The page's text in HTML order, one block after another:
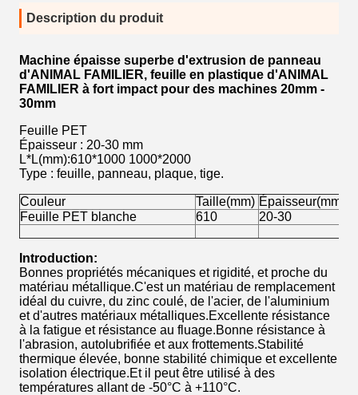
Description du produit
Machine épaisse superbe d'extrusion de panneau
d'ANIMAL FAMILIER, feuille en plastique d'ANIMAL
FAMILIER à fort impact pour des machines 20mm -
30mm
Feuille PET
Épaisseur : 20-30 mm
L*L(mm):610*1000 1000*2000
Type : feuille, panneau, plaque, tige.
Couleur Taille(mm) Épaisseur(mm)
Feuille PET blanche
610 20-30
Introduction:
Bonnes propriétés mécaniques et rigidité, et proche du
matériau métallique.C'est un matériau de remplacement
idéal du cuivre, du zinc coulé, de l'acier, de l'aluminium
et d'autres matériaux métalliques.Excellente résistance
à la fatigue et résistance au fluage.Bonne résistance à
l'abrasion, autolubrifiée et aux frottements.Stabilité
thermique élevée, bonne stabilité chimique et excellente
isolation électrique.Et il peut être utilisé à des
températures allant de -50°C à +110°C.